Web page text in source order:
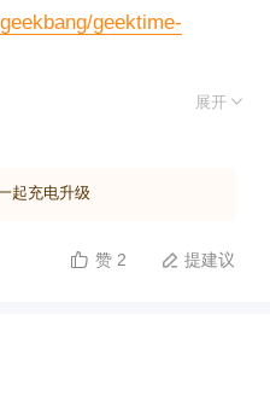
geektime-
展开 
起充电升级
 赞 2  提建议